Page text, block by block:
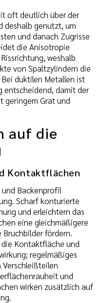
oft deutlich über der
deshalb genutzt, um
und danach Zugrisse
die Anisotropie
weshalb
von Spaltzylindern die
duktilen Metallen ist
entscheidend, damit der
geringem Grat und
auf die
Kontaktflächen
Backenprofil
Scharf konturierte
und erleichtern das
eine gleichmäßigere
fördern.
Kontaktfläche und
regelmäßiges
und
wirken zusätzlich auf